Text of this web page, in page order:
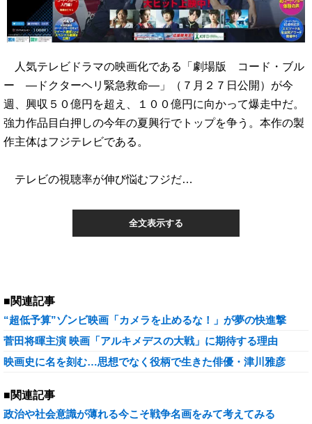
人気テレビドラマの映画化である「劇場版 コード・ブル
ー ―ドクターヘリ緊急救命―」（７月２７日公開）が今
週、興収５０億円を超え、１００億円に向かって爆走中だ。
強力作品目白押しの今年の夏興行でトップを争う。本作の製
作主体はフジテレビである。
テレビの視聴率が伸び悩むフジだ…
全文表示する
■関連記事
“超低予算”ゾンビ映画「カメラを止めるな！」が夢の快進撃
菅田将暉主演 映画「アルキメデスの大戦」に期待する理由
映画史に名を刻む…思想でなく役柄で生きた俳優・津川雅彦
■関連記事
政治や社会意識が薄れる今こそ戦争名画をみて考えてみる